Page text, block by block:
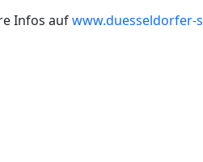
Infos aufwww.duesseldorfer-